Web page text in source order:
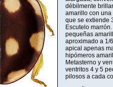
débilmente
amarillo con
que se extiende
Escutelo
pequeñas
aproximado a 1/
apical apenas
hipómeros
Metasterno y
ventritos 4 y 5
pilosos a cada